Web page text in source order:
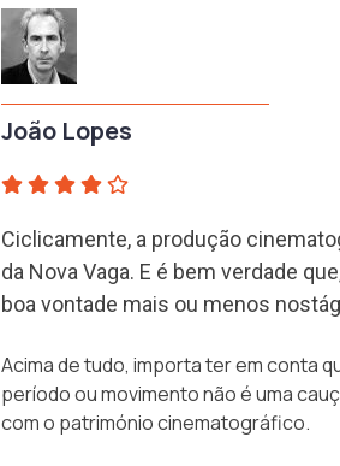
João Lopes
Ciclicamente, a produção
da Nova Vaga. E é bem verdade
boa vontade mais ou menos
Acima de tudo, importa ter em conta
período ou movimento não é uma
com o património cinematográfico.